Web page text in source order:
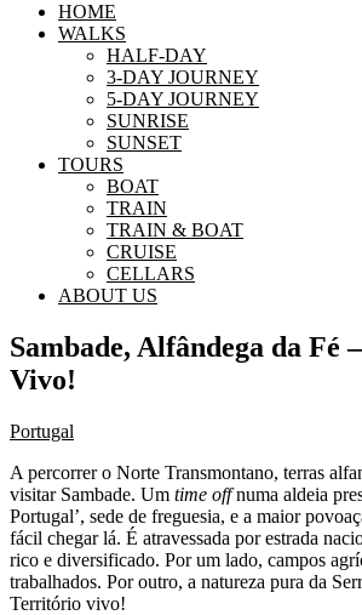
HOME
WALKS
HALF-DAY
3-DAY JOURNEY
5-DAY JOURNEY
SUNRISE
SUNSET
TOURS
BOAT
TRAIN
TRAIN & BOAT
CRUISE
CELLARS
ABOUT US
Sambade, Alfândega da Fé
Vivo!
Portugal
A percorrer o Norte Transmontano, terras
visitar Sambade. Um time offnuma aldeia
Portugal’, sede de freguesia, e a maior
fácil chegar lá. É atravessada por estrada
rico e diversificado. Por um lado, campos
trabalhados. Por outro, a natureza pura da
Território vivo!